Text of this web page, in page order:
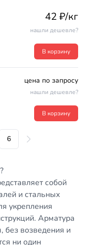
42 ₽/кг
нашли дешевле?
В корзину
цена по запросу
нашли дешевле?
В корзину
6
собой
и стальных
укрепления
Арматура
без возведения и
ни один